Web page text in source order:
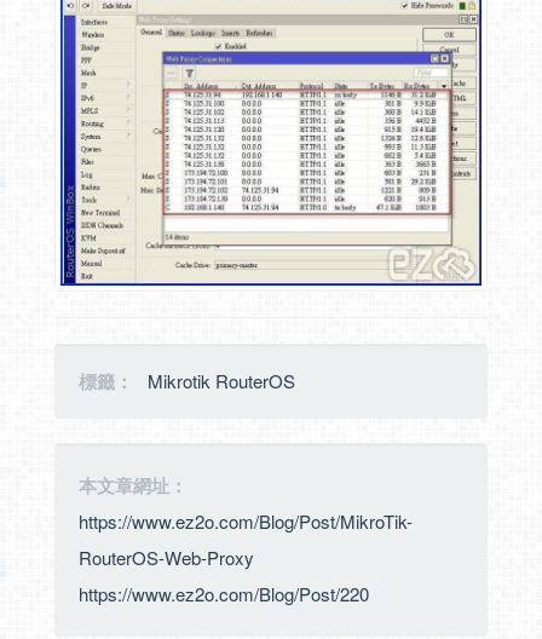
標籤： Mikrotik RouterOS
本文章網址：
https://www.ez2o.com/Blog/Post/MikroTik-
RouterOS-Web-Proxy
https://www.ez2o.com/Blog/Post/220